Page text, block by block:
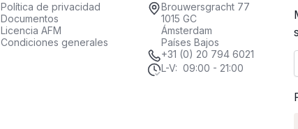
Política de privacidad
Documentos
Licencia AFM
Condiciones generales
Brouwersgracht 77
1015 GC
Ámsterdam
Países Bajos
+31 (0) 20 794 6021
L-V: 09:00 - 21:00